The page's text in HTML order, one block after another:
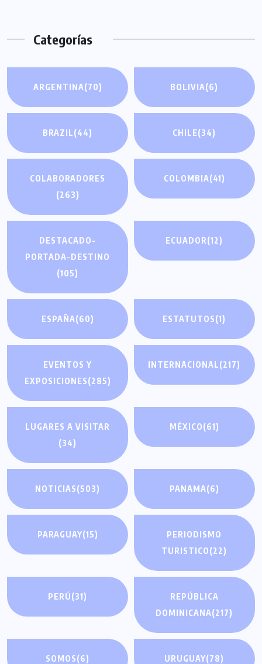
Categorías
ARGENTINA(70) BOLIVIA(6)
BRAZIL(44) CHILE(34)
COLABORADORES
(263)
COLOMBIA(41)
DESTACADO-
PORTADA-DESTINO
(105)
ECUADOR(12)
ESPAÑA(60) ESTATUTOS(1)
EVENTOS Y
EXPOSICIONES(285)
INTERNACIONAL(217)
LUGARES A VISITAR
(34)
MÉXICO(61)
NOTICIAS(503) PANAMA(6)
PARAGUAY(15)
PERIODISMO
TURISTICO(22)
PERÚ(31)
REPÚBLICA
DOMINICANA(217)
SOMOS(6) URUGUAY(78)